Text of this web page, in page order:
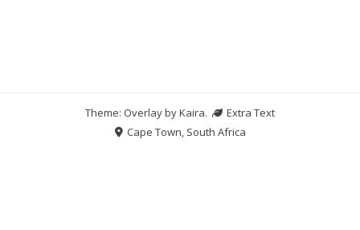
Theme: Overlay byKaira.
Extra Text
Cape Town, South Africa